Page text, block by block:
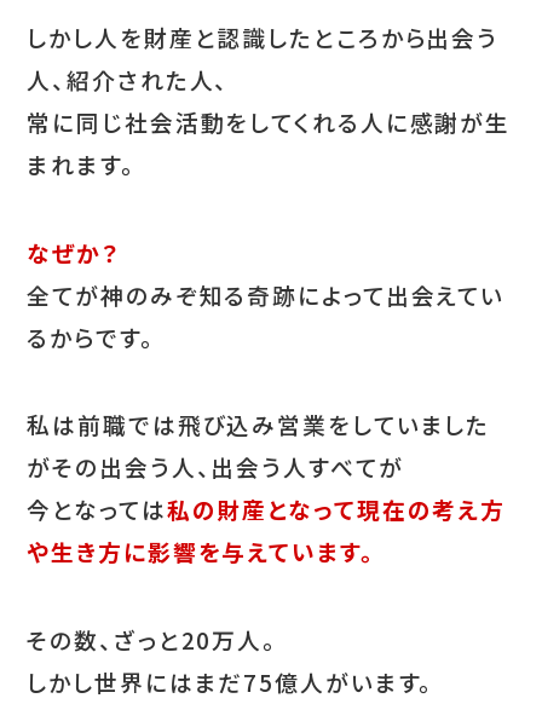
しかし人を財産と認識したところから出会う
人、紹介された人、
常に同じ社会活動をしてくれる人に感謝が生
まれます。
なぜか？
全てが神のみぞ知る奇跡によって出会えてい
るからです。
私は前職では飛び込み営業をしていました
がその出会う人、出会う人すべてが
今となっては私の財産となって現在の考え方
や生き方に影響を与えています。
その数、ざっと20万人。
しかし世界にはまだ75億人がいます。